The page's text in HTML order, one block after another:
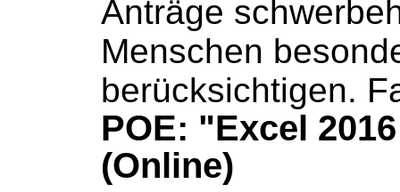
Anträge
Menschen
berücksichtigen.
POE: "Excel
(Online)